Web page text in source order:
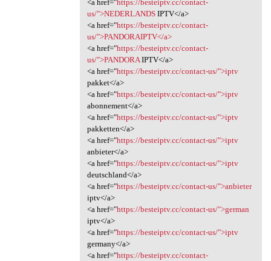
<a href="https://besteiptv.cc/contact-
us/">NEDERLANDSIPTV</a>
<a href="https://besteiptv.cc/contact-
us/">PANDORAIPTV</a>
<a href="https://besteiptv.cc/contact-
us/">PANDORAIPTV</a>
<a href="https://besteiptv.cc/contact-us/">iptv
pakket</a>
<a href="https://besteiptv.cc/contact-us/">iptv
abonnement</a>
<a href="https://besteiptv.cc/contact-us/">iptv
pakketten</a>
<a href="https://besteiptv.cc/contact-us/">iptv
anbieter</a>
<a href="https://besteiptv.cc/contact-us/">iptv
deutschland</a>
<a href="https://besteiptv.cc/contact-us/">anbieter
iptv</a>
<a href="https://besteiptv.cc/contact-us/">german
iptv</a>
<a href="https://besteiptv.cc/contact-us/">iptv
germany</a>
<a href="https://besteiptv.cc/contact-